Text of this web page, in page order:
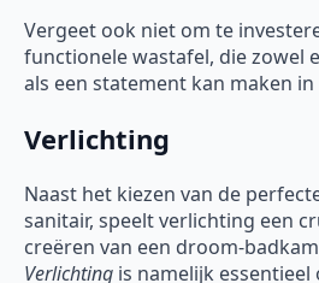
Vergeet ook niet om te
functionele wastafel, die zowel
als een statement kan maken
Verlichting
Naast het kiezen van de
sanitair, speelt verlichting een
creëren van een droom-
Verlichting is namelijk essentieel